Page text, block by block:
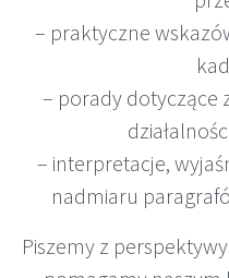
– praktyczne
– porady dotyczące
– interpretacje,
nadmiaru
Piszemy z